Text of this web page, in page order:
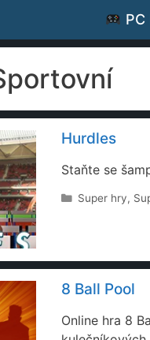
PC
Hurdles
Staňte se
Rubriky
Super hry,
8 Ball Pool
Online hra 8